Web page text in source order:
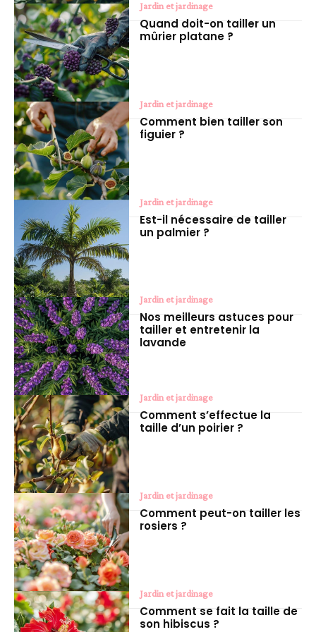
Jardin et jardinage
Quand doit-on tailler un
mûrier platane ?
Jardin et jardinage
Comment bien tailler son
figuier ?
Jardin et jardinage
Est-il nécessaire de tailler
un palmier ?
Jardin et jardinage
Nos meilleurs astuces pour
tailler et entretenir la
lavande
Jardin et jardinage
Comment s’effectue la
taille d’un poirier ?
Jardin et jardinage
Comment peut-on tailler les
rosiers ?
Jardin et jardinage
Comment se fait la taille de
son hibiscus ?